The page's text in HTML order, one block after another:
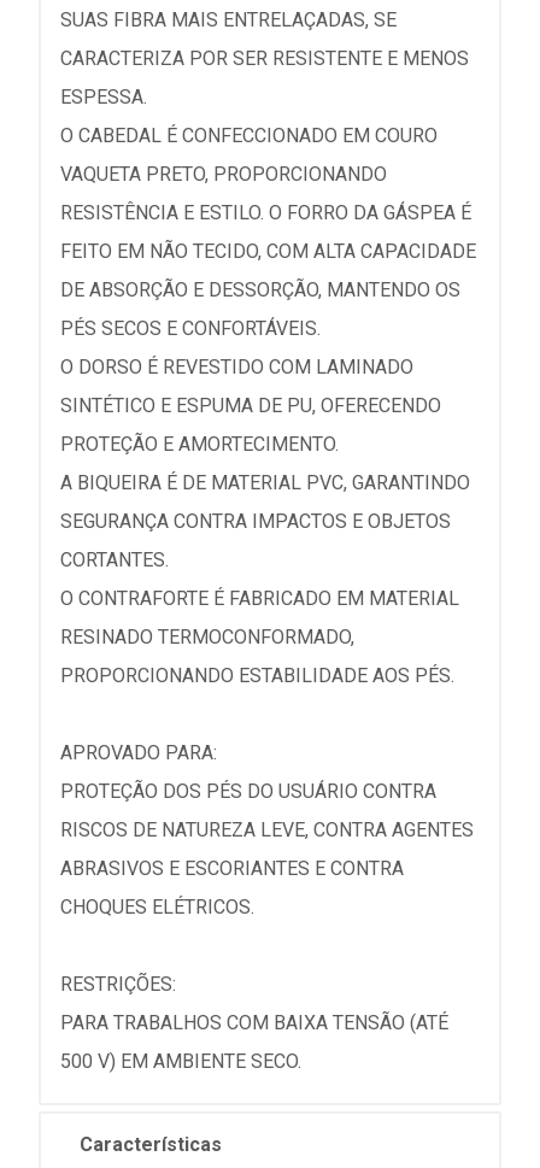
SUAS FIBRA MAIS ENTRELAÇADAS, SE
CARACTERIZA POR SER RESISTENTE E MENOS
ESPESSA.
O CABEDAL É CONFECCIONADO EM COURO
VAQUETA PRETO, PROPORCIONANDO
RESISTÊNCIA E ESTILO. O FORRO DA GÁSPEA É
FEITO EM NÃO TECIDO, COM ALTA CAPACIDADE
DE ABSORÇÃO E DESSORÇÃO, MANTENDO OS
PÉS SECOS E CONFORTÁVEIS.
O DORSO É REVESTIDO COM LAMINADO
SINTÉTICO E ESPUMA DE PU, OFERECENDO
PROTEÇÃO E AMORTECIMENTO.
A BIQUEIRA É DE MATERIAL PVC, GARANTINDO
SEGURANÇA CONTRA IMPACTOS E OBJETOS
CORTANTES.
O CONTRAFORTE É FABRICADO EM MATERIAL
RESINADO TERMOCONFORMADO,
PROPORCIONANDO ESTABILIDADE AOS PÉS.
APROVADO PARA:
PROTEÇÃO DOS PÉS DO USUÁRIO CONTRA
RISCOS DE NATUREZA LEVE, CONTRA AGENTES
ABRASIVOS E ESCORIANTES E CONTRA
CHOQUES ELÉTRICOS.
RESTRIÇÕES:
PARA TRABALHOS COM BAIXA TENSÃO (ATÉ
500 V) EM AMBIENTE SECO.
Características